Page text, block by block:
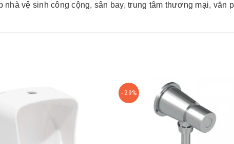
vệ sinh công cộng, sân bay, trung tâm thương mại, văn
- 29%